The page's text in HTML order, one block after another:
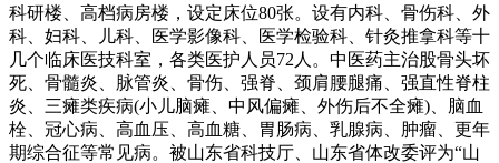
科研楼、高档病房楼，设定床位80张。设有内科、骨伤科、外
科、妇科、儿科、医学影像科、医学检验科、针灸推拿科等十
几个临床医技科室，各类医护人员72人。中医药主治股骨头坏
死、骨髓炎、脉管炎、骨伤、强脊、颈肩腰腿痛、强直性脊柱
炎、三瘫类疾病(小儿脑瘫、中风偏瘫、外伤后不全瘫)、脑血
栓、冠心病、高血压、高血糖、胃肠病、乳腺病、肿瘤、更年
期综合征等常见病。被山东省科技厅、山东省体改委评为“山